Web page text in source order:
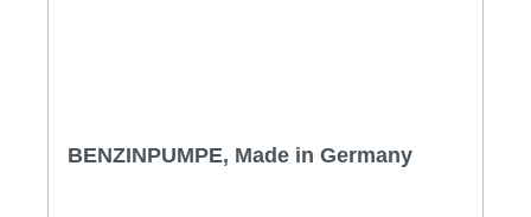
BENZINPUMPE, Made in Germany